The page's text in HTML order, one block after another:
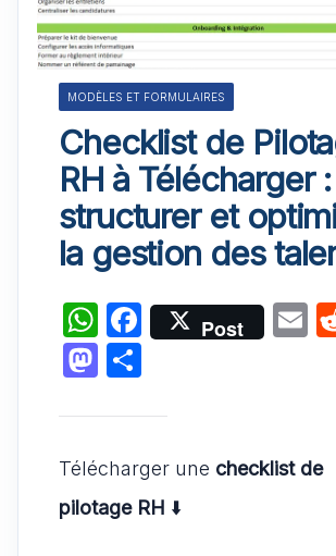
MODÈLES ET FORMULAIRES
Checklist de
RH à Télécharger :
structurer et
la gestion des
W
h
at
s
A
p
p
F
a
e
b
o
o
Post
E
M
st
o
d
o
ta
g
er
Télécharger une checklist de
pilotage RH ⬇️